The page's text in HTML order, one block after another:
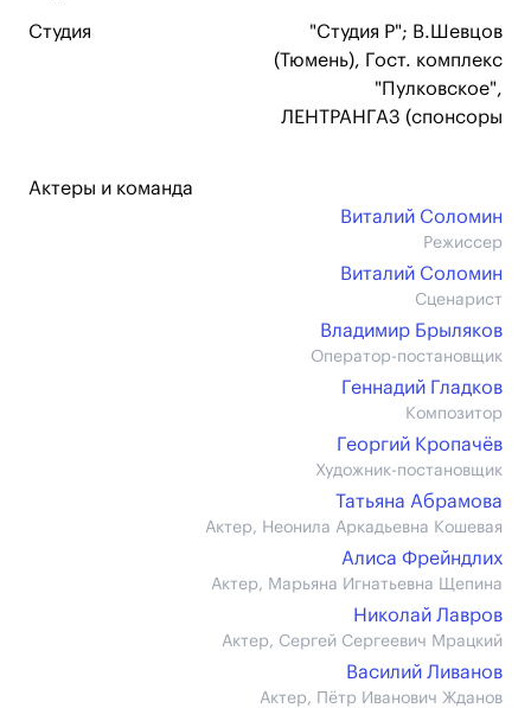
Студия
"Студия Р"; В.Шевцов
(Тюмень), Гост. комплекс
"Пулковское",
ЛЕНТРАНГАЗ (спонсоры
Актеры и команда
Виталий Соломин
Режиссер
Виталий Соломин
Сценарист
Владимир Брыляков
Оператор-постановщик
Геннадий Гладков
Композитор
Георгий Кропачёв
Художник-постановщик
Татьяна Абрамова
Актер, Неонила Аркадьевна Кошевая
Алиса Фрейндлих
Актер, Марьяна Игнатьевна Щепина
Николай Лавров
Актер, Сергей Сергеевич Мрацкий
Василий Ливанов
Актер, Пётр Иванович Жданов